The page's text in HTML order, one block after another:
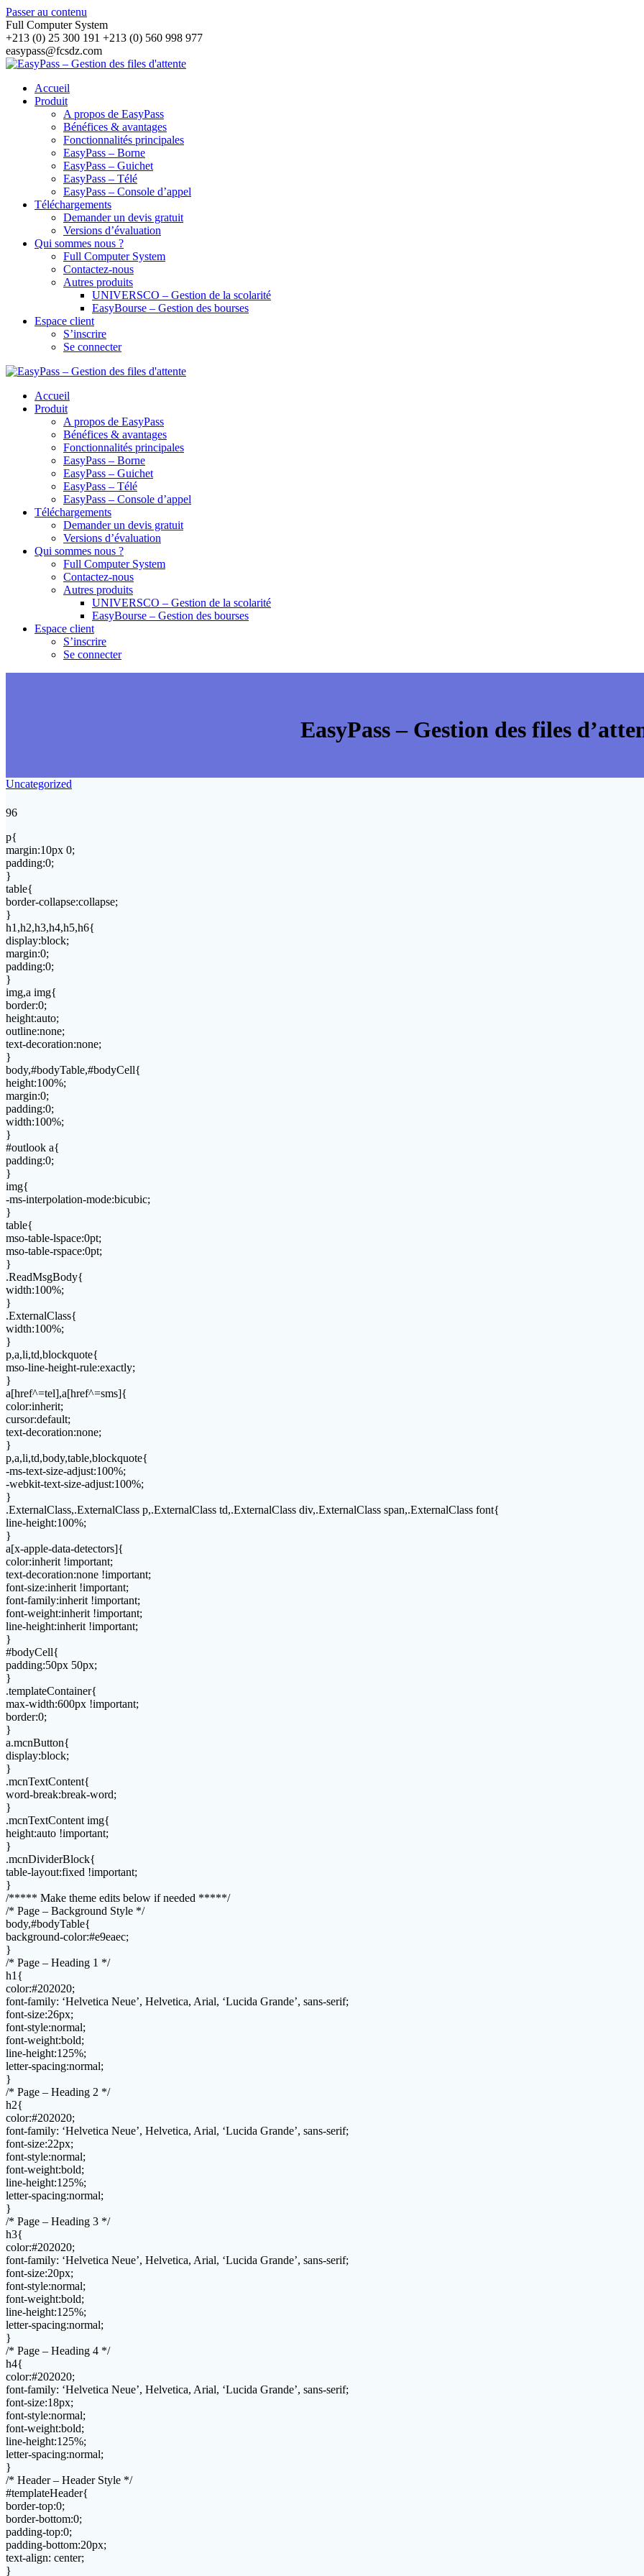
Passer au contenu
Full Computer System
+213 (0) 25 300 191 +213 (0) 560 998 977
easypass@fcsdz.com
Accueil
Produit
A propos de EasyPass
Bénéfices & avantages
Fonctionnalités principales
EasyPass – Borne
EasyPass – Guichet
EasyPass – Télé
EasyPass – Console d’appel
Téléchargements
Demander un devis gratuit
Versions d’évaluation
Qui sommes nous ?
Full Computer System
Contactez-nous
Autres produits
UNIVERSCO – Gestion de la scolarité
EasyBourse – Gestion des bourses
Espace client
S’inscrire
Se connecter
Accueil
Produit
A propos de EasyPass
Bénéfices & avantages
Fonctionnalités principales
EasyPass – Borne
EasyPass – Guichet
EasyPass – Télé
EasyPass – Console d’appel
Téléchargements
Demander un devis gratuit
Versions d’évaluation
Qui sommes nous ?
Full Computer System
Contactez-nous
Autres produits
UNIVERSCO – Gestion de la scolarité
EasyBourse – Gestion des bourses
Espace client
S’inscrire
Se connecter
EasyPass – Gestion des files
Uncategorized
96
p{
margin:10px 0;
padding:0;
}
table{
border-collapse:collapse;
}
h1,h2,h3,h4,h5,h6{
display:block;
margin:0;
padding:0;
}
img,a img{
border:0;
height:auto;
outline:none;
text-decoration:none;
}
body,#bodyTable,#bodyCell{
height:100%;
margin:0;
padding:0;
width:100%;
}
#outlook a{
padding:0;
}
img{
-ms-interpolation-mode:bicubic;
}
table{
mso-table-lspace:0pt;
mso-table-rspace:0pt;
}
.ReadMsgBody{
width:100%;
}
.ExternalClass{
width:100%;
}
p,a,li,td,blockquote{
mso-line-height-rule:exactly;
}
a[href^=tel],a[href^=sms]{
color:inherit;
cursor:default;
text-decoration:none;
}
p,a,li,td,body,table,blockquote{
-ms-text-size-adjust:100%;
-webkit-text-size-adjust:100%;
}
.ExternalClass,.ExternalClass p,.ExternalClass td,.ExternalClass div,.ExternalClass span,.ExternalClass font{
line-height:100%;
}
a[x-apple-data-detectors]{
color:inherit !important;
text-decoration:none !important;
font-size:inherit !important;
font-family:inherit !important;
font-weight:inherit !important;
line-height:inherit !important;
}
#bodyCell{
padding:50px 50px;
}
.templateContainer{
max-width:600px !important;
border:0;
}
a.mcnButton{
display:block;
}
.mcnTextContent{
word-break:break-word;
}
.mcnTextContent img{
height:auto !important;
}
.mcnDividerBlock{
table-layout:fixed !important;
}
/***** Make theme edits below if needed *****/
/* Page – Background Style */
body,#bodyTable{
background-color:#e9eaec;
}
/* Page – Heading 1 */
h1{
color:#202020;
font-family: ‘Helvetica Neue’, Helvetica, Arial, ‘Lucida Grande’, sans-serif;
font-size:26px;
font-style:normal;
font-weight:bold;
line-height:125%;
letter-spacing:normal;
}
/* Page – Heading 2 */
h2{
color:#202020;
font-family: ‘Helvetica Neue’, Helvetica, Arial, ‘Lucida Grande’, sans-serif;
font-size:22px;
font-style:normal;
font-weight:bold;
line-height:125%;
letter-spacing:normal;
}
/* Page – Heading 3 */
h3{
color:#202020;
font-family: ‘Helvetica Neue’, Helvetica, Arial, ‘Lucida Grande’, sans-serif;
font-size:20px;
font-style:normal;
font-weight:bold;
line-height:125%;
letter-spacing:normal;
}
/* Page – Heading 4 */
h4{
color:#202020;
font-family: ‘Helvetica Neue’, Helvetica, Arial, ‘Lucida Grande’, sans-serif;
font-size:18px;
font-style:normal;
font-weight:bold;
line-height:125%;
letter-spacing:normal;
}
/* Header – Header Style */
#templateHeader{
border-top:0;
border-bottom:0;
padding-top:0;
padding-bottom:20px;
text-align: center;
}